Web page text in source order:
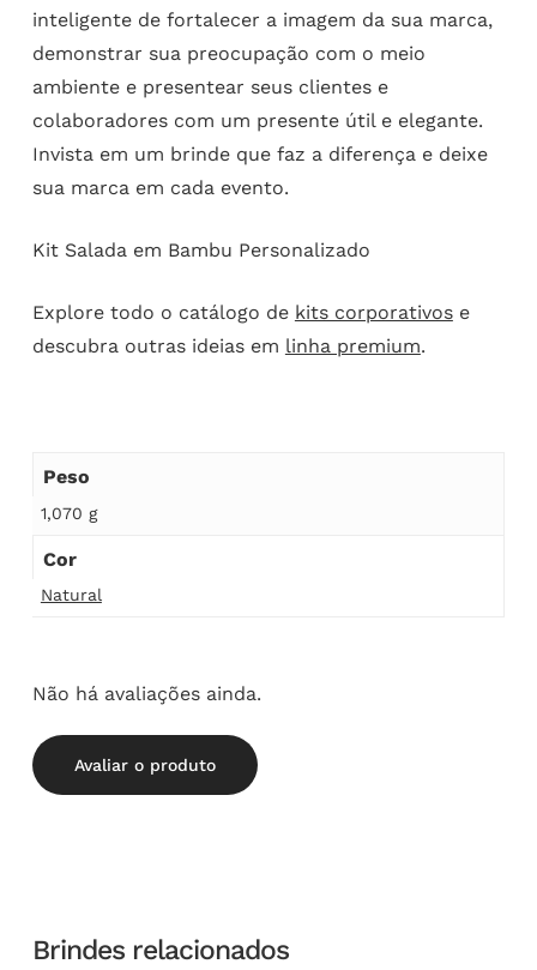
inteligente de fortalecer a imagem da sua marca,
demonstrar sua preocupação com o meio
ambiente e presentear seus clientes e
colaboradores com um presente útil e elegante.
Invista em um brinde que faz a diferença e deixe
sua marca em cada evento.
Kit Salada em Bambu Personalizado
Explore todo o catálogo de kits corporativose
descubra outras ideias em linha premium.
Peso
1,070 g
Cor
Natural
Não há avaliações ainda.
Avaliar o produto
Brindes relacionados